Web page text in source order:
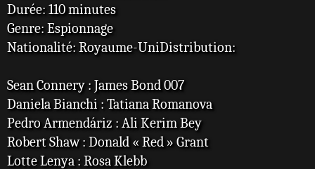
Durée: 110 minutes
Genre: Espionnage
Nationalité: Royaume-UniDistribution:
Sean Connery : James Bond 007
Daniela Bianchi : Tatiana Romanova
Pedro Armendáriz : Ali Kerim Bey
Robert Shaw : Donald « Red » Grant
Lotte Lenya : Rosa Klebb